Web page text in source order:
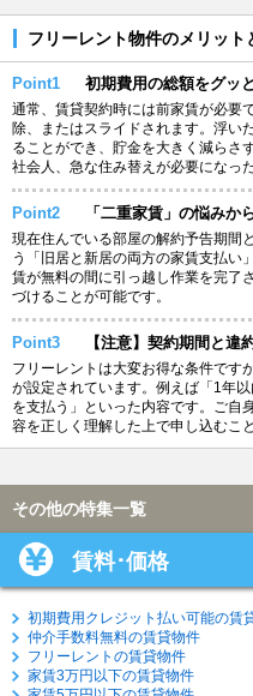
フリーレント物件のメリット
Point1 初期費用の総額をグッ
通常、賃貸契約時には前家賃が必要
除、またはスライドされます。浮い
ることができ、貯金を大きく減らさ
社会人、急な住み替えが必要になっ
Point2 「二重家賃」の悩みか
現在住んでいる部屋の解約予告期間
う「旧居と新居の両方の家賃支払い
賃が無料の間に引っ越し作業を完了
づけることが可能です。
Point3 【注意】契約期間と違
フリーレントは大変お得な条件です
が設定されています。例えば「1年
を支払う」といった内容です。ご自
容を正しく理解した上で申し込むこ
その他の特集一覧
賃料･価格
初期費用クレジット払い可能の賃
仲介手数料無料の賃貸物件
フリーレントの賃貸物件
家賃3万円以下の賃貸物件